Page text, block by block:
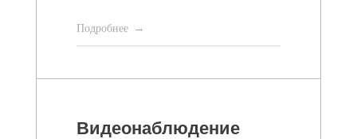
Подробнее
Видеонаблюдение